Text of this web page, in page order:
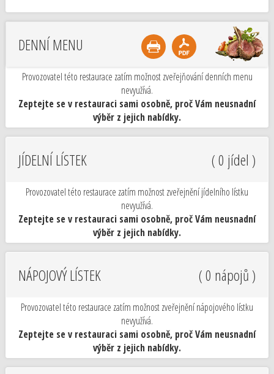
DENNÍ MENU
Provozovatel této restaurace zatím možnost zveřejňování denních menu
nevyužívá.
Zeptejte se v restauraci sami osobně, proč Vám neusnadní
výběr z jejich nabídky.
JÍDELNÍ LÍSTEK ( 0 jídel )
Provozovatel této restaurace zatím možnost zveřejnění jídelního lístku
nevyužívá.
Zeptejte se v restauraci sami osobně, proč Vám neusnadní
výběr z jejich nabídky.
NÁPOJOVÝ LÍSTEK ( 0 nápojů )
Provozovatel této restaurace zatím možnost zveřejnění nápojového lístku
nevyužívá.
Zeptejte se v restauraci sami osobně, proč Vám neusnadní
výběr z jejich nabídky.